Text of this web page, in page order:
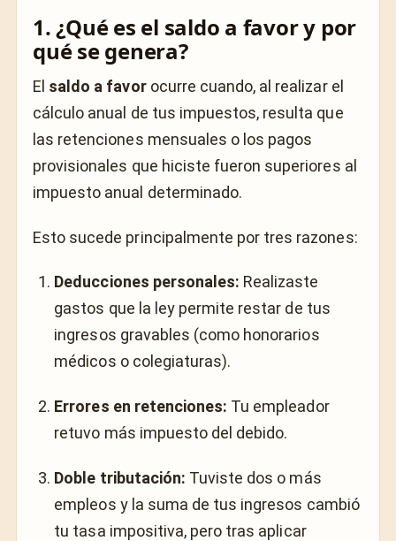
1. ¿Qué es el saldo a favor y por
qué se genera?
El saldo a favorocurre cuando, al realizar el
cálculo anual de tus impuestos, resulta que
las retenciones mensuales o los pagos
provisionales que hiciste fueron superiores al
impuesto anual determinado.
Esto sucede principalmente por tres razones:
Deducciones personales: Realizaste
gastos que la ley permite restar de tus
ingresos gravables (como honorarios
médicos o colegiaturas).
Errores en retenciones: Tu empleador
retuvo más impuesto del debido.
Doble tributación: Tuviste dos o más
empleos y la suma de tus ingresos cambió
tu tasa impositiva, pero tras aplicar